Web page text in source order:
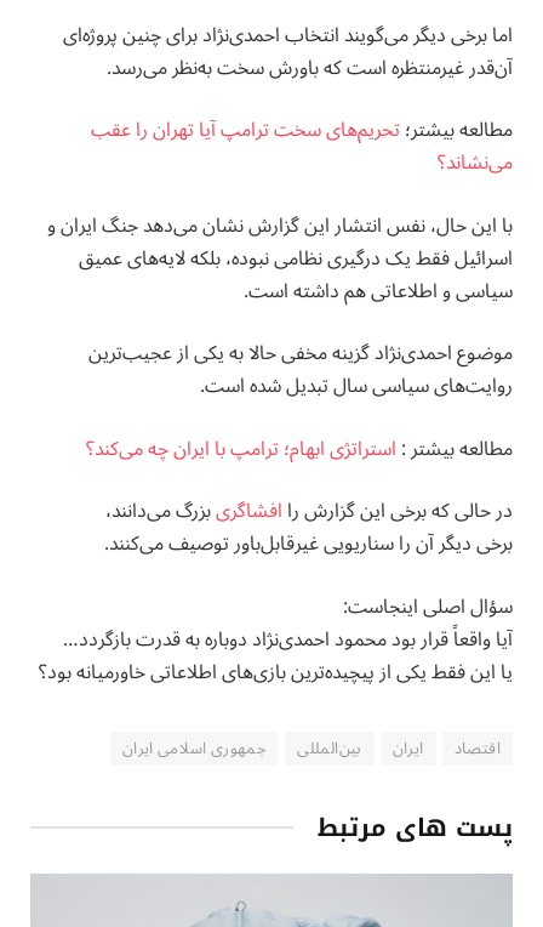
اما برخی دیگر می‌گویند انتخاب احمدی‌نژاد برای چنین پروژه‌ای
آن‌قدر غیرمنتظره است که باورش سخت به‌نظر می‌رسد.
مطالعه بيشتر؛تحریم‌های سخت ترامپ آیا تهران را عقب
می‌نشاند؟
با این حال، نفس انتشار این گزارش نشان می‌دهد جنگ ایران و
اسرائیل فقط یک درگیری نظامی نبوده، بلکه لایه‌های عمیق
سیاسی و اطلاعاتی هم داشته است.
موضوع احمدی‌نژاد گزینه مخفی حالا به یکی از عجیب‌ترین
روایت‌های سیاسی سال تبدیل شده است.
مطالعه بيشتر :استراتژی ابهام؛ ترامپ با ایران چه می‌کند؟
در حالی که برخی این گزارش راافشاگریبزرگ می‌دانند،
برخی دیگر آن را سناریویی غیرقابل‌باور توصیف می‌کنند.
سؤال اصلی اینجاست:
آیا واقعاً قرار بود محمود احمدی‌نژاد دوباره به قدرت بازگردد…
یا این فقط یکی از پیچیده‌ترین بازی‌های اطلاعاتی خاورمیانه بود؟
اقتصاد ایران بین‌المللی جمهوری اسلامی ایران
پست های مرتبط